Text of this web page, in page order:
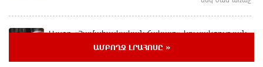
Այսօր «Համահայկական ճակատ» կուսակցության
ղեկավար, ՀՀ Զինված ուժերի պահեստազորի
ԱՄԲՈՂՋ ԼՐԱՀՈՍԸ »